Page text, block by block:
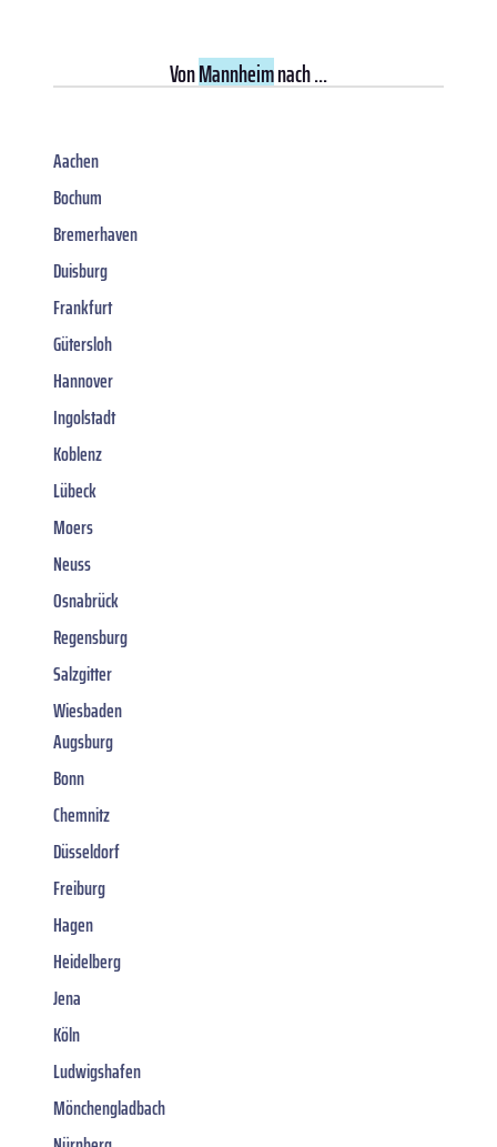
VonMannheimnach ...
Aachen
Bochum
Bremerhaven
Duisburg
Frankfurt
Gütersloh
Hannover
Ingolstadt
Koblenz
Lübeck
Moers
Neuss
Osnabrück
Regensburg
Salzgitter
Wiesbaden
Augsburg
Bonn
Chemnitz
Düsseldorf
Freiburg
Hagen
Heidelberg
Jena
Köln
Ludwigshafen
Mönchengladbach